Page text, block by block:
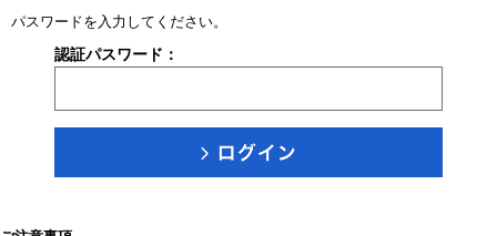
パスワードを入力してください。
認証パスワード：